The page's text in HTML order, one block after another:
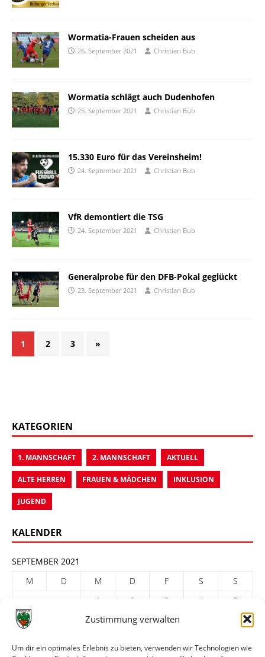
Zustimmung verwalten
Um dir ein optimales Erlebnis zu bieten, verwenden wir Technologien wie
Wormatia-Frauen scheiden aus
26. September 2021 Christian Bub
Wormatia schlägt auch Dudenhofen
25. September 2021 Christian Bub
15.330 Euro für das Vereinsheim!
24. September 2021 Christian Bub
VfR demontiert die TSG
24. September 2021 Christian Bub
Generalprobe für den DFB-Pokal geglückt
23. September 2021 Christian Bub
1 2 3 »
KATEGORIEN
1. MANNSCHAFT 2. MANNSCHAFT AKTUELL
ALTE HERREN FRAUEN & MÄDCHEN INKLUSION
JUGEND
KALENDER
SEPTEMBER 2021
M
D M D F S
S
1
2 3 4
5
6
8 9 10